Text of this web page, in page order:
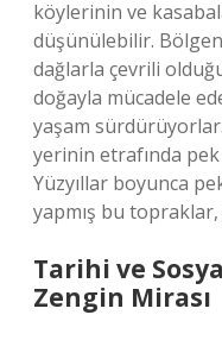
köylerinin ve
düşünülebilir.
dağlarla çevrili
doğayla mücadele
yaşam
yerinin etrafında
Yüzyıllar boyunca
yapmış bu
Tarihi ve
Zengin Mirası